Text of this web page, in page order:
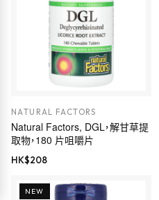
NATURAL FACTORS
Natural Factors, DGL，解甘草提
取物，180 片咀嚼片
HK$208
NEW